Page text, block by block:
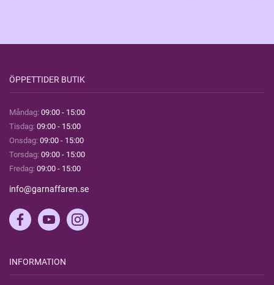
ÖPPETTIDER BUTIK
Måndag: 09:00 - 15:00
Tisdag: 09:00 - 15:00
Onsdag: 09:00 - 15:00
Torsdag: 09:00 - 15:00
Fredag: 09:00 - 15:00
info@garnaffaren.se
INFORMATION